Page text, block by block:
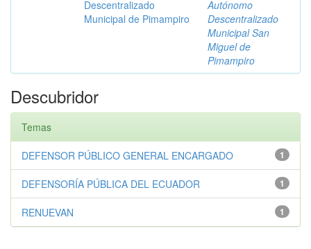
Descentralizado
Municipal de Pimampiro
Autónomo
Descentralizado
Municipal San
Miguel de
Pimampiro
Descubridor
Temas
1
DEFENSOR PÚBLICO GENERAL ENCARGADO
1
DEFENSORÍA PÚBLICA DEL ECUADOR
1
RENUEVAN